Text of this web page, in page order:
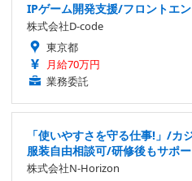
IPゲーム開発支援/フロントエ
株式会社D-code
東京都
月給70万円
業務委託
「使いやすさを守る仕事!」/
服装自由相談可/研修後もサポ
株式会社N-Horizon